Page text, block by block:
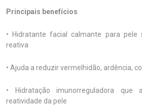
Principais benefícios
• Hidratante facial calmante para pele
reativa
• Ajuda a reduzir vermelhidão, ardência,
• Hidratação imunorreguladora que
reatividade da pele